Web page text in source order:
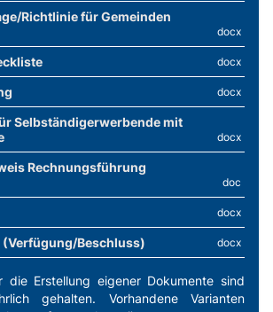
C.2 Erläuterungen h
Richtlinie für Gemeinden
docx
docx
docx
Selbständigerwerbende mit
docx
Rechnungsführung
doc
docx
(Verfügung/Beschluss) docx
die Erstellung eigener Dokumente sind
gehalten. Vorhandene Varianten